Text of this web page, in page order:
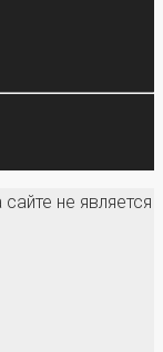
не является